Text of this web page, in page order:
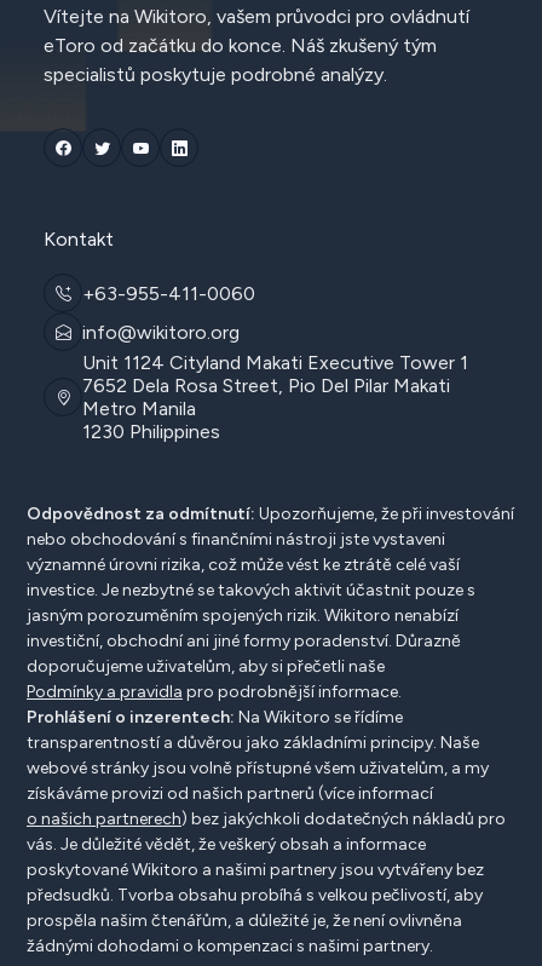
Vítejte na Wikitoro, vašem průvodci pro ovládnutí
eToro od začátku do konce. Náš zkušený tým
specialistů poskytuje podrobné analýzy.
Kontakt
+63-955-411-0060
info@wikitoro.org
Unit 1124 Cityland Makati Executive Tower 1
7652 Dela Rosa Street, Pio Del Pilar Makati
Metro Manila
1230 Philippines
Odpovědnost za odmítnutí: Upozorňujeme, že při investování
nebo obchodování s finančními nástroji jste vystaveni
významné úrovni rizika, což může vést ke ztrátě celé vaší
investice. Je nezbytné se takových aktivit účastnit pouze s
jasným porozuměním spojených rizik. Wikitoro nenabízí
investiční, obchodní ani jiné formy poradenství. Důrazně
doporučujeme uživatelům, aby si přečetli naše
Podmínky a pravidla pro podrobnější informace.
Prohlášení o inzerentech: Na Wikitoro se řídíme
transparentností a důvěrou jako základními principy. Naše
webové stránky jsou volně přístupné všem uživatelům, a my
získáváme provizi od našich partnerů (více informací
o našich partnerech) bez jakýchkoli dodatečných nákladů pro
vás. Je důležité vědět, že veškerý obsah a informace
poskytované Wikitoro a našimi partnery jsou vytvářeny bez
předsudků. Tvorba obsahu probíhá s velkou pečlivostí, aby
prospěla našim čtenářům, a důležité je, že není ovlivněna
žádnými dohodami o kompenzaci s našimi partnery.